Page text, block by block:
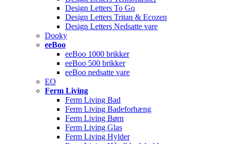
Design Letters To Go
Design Letters Tritan & Ecozen
Design Letters Nedsatte vare
Dooky
eeBoo
eeBoo 1000 brikker
eeBoo 500 brikker
eeBoo nedsatte vare
EO
Ferm Living
Ferm Living Bad
Ferm Living Badeforhæng
Ferm Living Børn
Ferm Living Glas
Ferm Living Hylder